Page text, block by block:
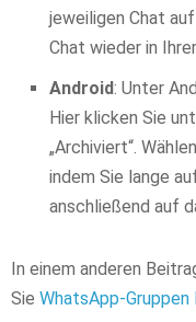
jeweiligen Chat
Chat wieder in
Android: Unter
Hier klicken Sie
„Archiviert“.
indem Sie lange
anschließend auf
In einem anderen
Sie WhatsApp-Gruppen